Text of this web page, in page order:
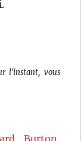
l'instant, vous